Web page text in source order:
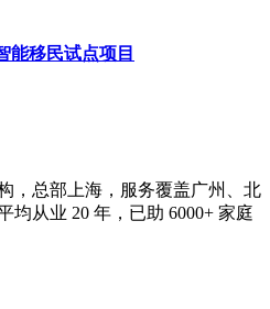
能移民试点项目
，总部上海，服务覆盖广州、北
均从业 20 年，已助 6000+ 家庭